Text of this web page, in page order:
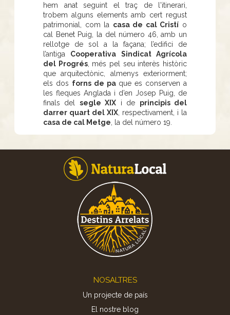
hem anat seguint el traç de l'itinerari,
trobem alguns elements amb cert regust
patrimonial, com la casa de cal Cristí o
cal Benet Puig, la del número 46, amb un
rellotge de sol a la façana; l’edifici de
l’antiga Cooperativa Sindicat Agrícola
del Progrés, més pel seu interès històric
que arquitectònic, almenys exteriorment;
els dos forns de paque es conserven a
les fleques Anglada i d’en Josep Puig, de
finals del segle XIX i de principis del
darrer quart del XIX , respectivament, i la
casa de cal Metge , la del número 19.
NOSALTRES
Un projecte de país
El nostre blog